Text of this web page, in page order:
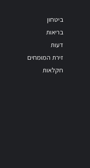
ביטחון
בריאות
דעות
זירת המומחים
חקלאות